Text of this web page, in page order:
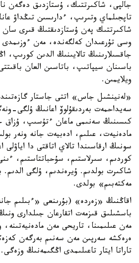
جالپى، شاكىرتتىك، ۇستازدىق دەگەن
تاپجىلماي وتىرىپ، ءدارىسىن تىڭداۋ
شاكىرتتىك پەن ۇستازدىقتىڭ قىرى سان
وسى تۇرعىدان كەلگەندە، مەن ءوزىمدى
جاقسىلارىنىڭ تالايىنىڭ الدىن كورىپ،
باسىنان سيپاتىپ، باتاسىن العان
ويلايمىن.
«لەنينشىل جاس» اتتى جاستار
سەيداحمەت بەردىقۇلوۆ اعانىڭ ۇلگى-
كىسىنىڭ سەنىمى ماعان ءتۇسىپ، ۇزاق
مادەنيەت، عىلىم، ادەبيەت جانە ونەر
سونىڭ ارقاسىندا تالاي اتاقتى دا اياۋلى
كوردىم، سىرلاستىم، سۇحباتتاستىم،
شاكىرت بولدىم. ۇيرەندىم، ۇلگى
مەكتەبىم» بولدى.
اقاڭنىڭ «زەردە» (بۇرىنعى «ءبىلىم
باسشىلىق قىزمەت اتقارعان جىلدارى
مەن عىلىمىنا، تاريحى مەن مادەنيەتىنە،
ەرەكشە سەرپىن مەن سەنىم بەرگەن
تاراتا ايتار تاعىلىمدى اڭگىمەنىڭ وزەگى.